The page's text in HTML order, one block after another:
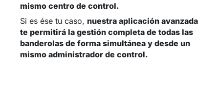
mismo centro de control.
Si es ése tu caso, nuestra aplicación avanzada
te permitirá la gestión completa de todas las
banderolas de forma simultánea y desde un
mismo administrador de control.